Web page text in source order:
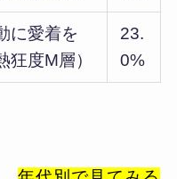
に愛着を
度M層）
23.
0%